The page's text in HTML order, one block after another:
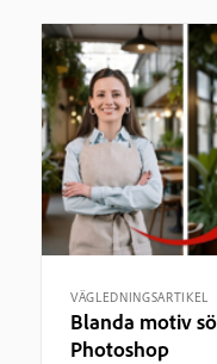
VÄGLEDNINGSARTIKEL
Blanda motiv
Photoshop